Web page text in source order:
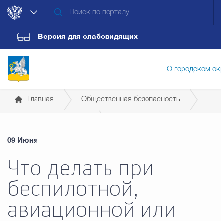
Версия для слабовидящих
О городском
Новости Обращения граждан
Главная Общественная безопасность
09 Июня
Что делать при
беспилотной,
авиационной или